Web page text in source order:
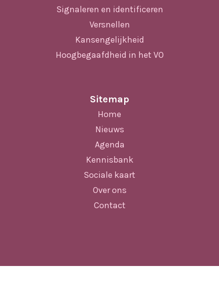
Signaleren en identificeren
Versnellen
Kansengelijkheid
Hoogbegaafdheid in het VO
Sitemap
Home
Nieuws
Agenda
Kennisbank
Sociale kaart
Over ons
Contact